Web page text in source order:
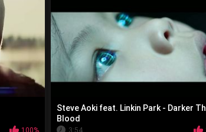
100%
Steve Aoki feat. Linkin Park - Darker
Blood
3:54